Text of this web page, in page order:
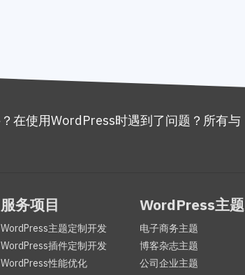
在使用WordPress时遇到了问题？所有与
服务项目
WordPress主题定制开发
WordPress插件定制开发
WordPress性能优化
WordPress主题
电子商务主题
博客杂志主题
公司企业主题